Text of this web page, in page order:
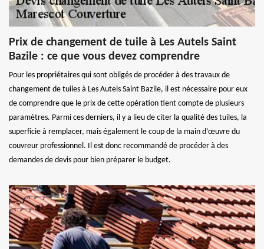
Prix de changement de tuile à Les Autels Saint
Bazile : ce que vous devez comprendre
Pour les propriétaires qui sont obligés de procéder à des travaux de
changement de tuiles à Les Autels Saint Bazile, il est nécessaire pour eux
de comprendre que le prix de cette opération tient compte de plusieurs
paramètres. Parmi ces derniers, il y a lieu de citer la qualité des tuiles, la
superficie à remplacer, mais également le coup de la main d’œuvre du
couvreur professionnel. Il est donc recommandé de procéder à des
demandes de devis pour bien préparer le budget.